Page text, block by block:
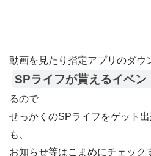
動画を見たり指定アプリのダウ
SPライフが貰えるイベン
るので
せっかくのSPライフをゲット
も、
お知らせ等はこまめにチェック